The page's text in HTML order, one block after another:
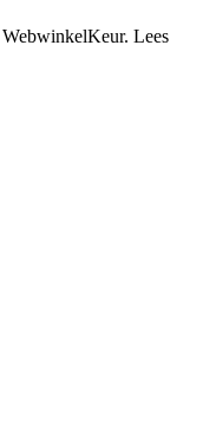
WebwinkelKeur. Lees